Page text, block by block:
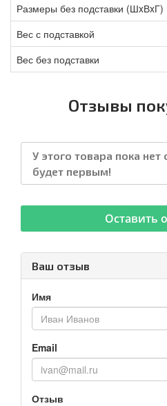
Размеры без подставки (ШxВxГ)
Вес с подставкой
Вес без подставки
Отзывы
У этого товара пока
будет первым!
Оставить
Ваш отзыв
Имя
Email
Отзыв